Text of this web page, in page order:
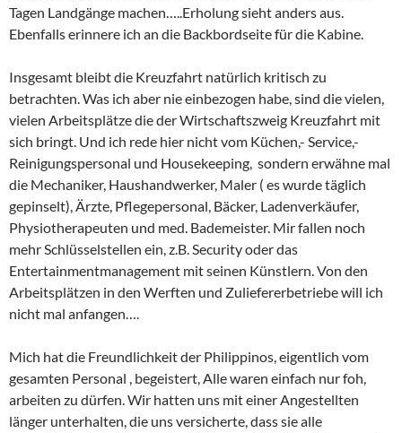
Tagen Landgänge machen…..Erholung sieht anders aus.
Ebenfalls erinnere ich an die Backbordseite für die Kabine.
Insgesamt bleibt die Kreuzfahrt natürlich kritisch zu
betrachten. Was ich aber nie einbezogen habe, sind die vielen,
vielen Arbeitsplätze die der Wirtschaftszweig Kreuzfahrt mit
sich bringt. Und ich rede hier nicht vom Küchen,- Service,-
Reinigungspersonal und Housekeeping, sondern erwähne mal
die Mechaniker, Haushandwerker, Maler ( es wurde täglich
gepinselt), Ärzte, Pflegepersonal, Bäcker, Ladenverkäufer,
Physiotherapeuten und med. Bademeister. Mir fallen noch
mehr Schlüsselstellen ein, z.B. Security oder das
Entertainmentmanagement mit seinen Künstlern. Von den
Arbeitsplätzen in den Werften und Zuliefererbetriebe will ich
nicht mal anfangen….
Mich hat die Freundlichkeit der Philippinos, eigentlich vom
gesamten Personal , begeistert, Alle waren einfach nur foh,
arbeiten zu dürfen. Wir hatten uns mit einer Angestellten
länger unterhalten, die uns versicherte, dass sie alle